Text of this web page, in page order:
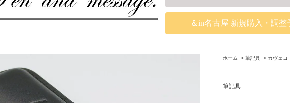
＆in名古屋 新規購入・調整
ホーム > 筆記具 > カヴェコ
筆記具